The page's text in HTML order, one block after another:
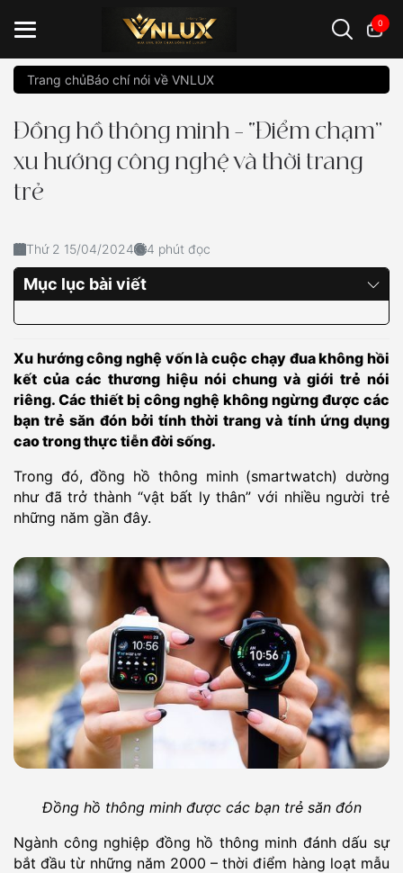
0
Đồng hồ casio đồng hồ G-Shock đồng hồ Orient ...
Trang chủBáo chí nói về VNLUX
Đồng hồ thông minh – “Điểm chạm”
xu hướng công nghệ và thời trang
trẻ
Thứ 2 15/04/2024 4 phút đọc
Mục lục bài viết
Xu hướng công nghệ vốn là cuộc chạy đua không hồi
kết của các thương hiệu nói chung và giới trẻ nói
riêng. Các thiết bị công nghệ không ngừng được các
bạn trẻ săn đón bởi tính thời trang và tính ứng dụng
cao trong thực tiễn đời sống.
Trong đó, đồng hồ thông minh (smartwatch) dường
như đã trở thành “vật bất ly thân” với nhiều người trẻ
những năm gần đây.
Đồng hồ thông minh được các bạn trẻ săn đón
Ngành công nghiệp đồng hồ thông minh đánh dấu sự
bắt đầu từ những năm 2000 – thời điểm hàng loạt mẫu